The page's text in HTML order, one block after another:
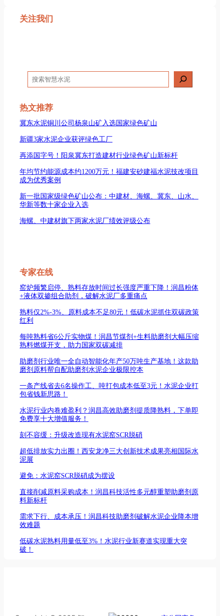
关注我们
搜
索
热文推荐
冀东水泥铜川公司杨泉山矿入选国家绿色矿山
新疆3家水泥企业获评绿色工厂
再添国字号！阳泉冀东打造建材行业绿色矿山新标杆
年均节约能源成本约1200万元！福建安砂建福水泥技改项目
成为优秀案例
新一批国家级绿色矿山公布：中建材、海螺、冀东、山水、
华新等数十家企业入选
海螺、中建材旗下两家水泥厂绩效评级公布
专家在线
窑炉频繁启停、熟料存放时间过长强度严重下降！润昌粉体
+液体双掺组合助剂，破解水泥厂多重痛点
熟料仅2%-3%、原料成本不足80元！低碳水泥抓住双碳政策
红利
每吨熟料省6公斤实物煤！润昌节煤剂+生料助磨剂大幅压缩
熟料燃煤开支，助力国家双碳减排
助磨剂行业唯一全自动智能化年产50万吨生产基地！这款助
磨剂原料帮自配助磨剂水泥企业极限控本
一条产线省去6名操作工、吨打包成本低至3元！水泥企业打
包省钱新思路！
水泥行业内卷难盈利？润昌高效助磨剂提质降熟料，下单即
免费享十大增值服务！
刻不容缓：升级改造现有水泥窑SCR脱硝
超低排放实力出圈！西安龙净三大创新技术成果亮相国际水
泥展
避免：水泥窑SCR脱硝成为摆设
直接削减原料采购成本！润昌科技活性多元醇重塑助磨剂原
料新标杆
需求下行、成本承压！润昌科技助磨剂破解水泥企业降本增
效难题
低碳水泥熟料用量低至3%！水泥行业新赛道实现重大突
破！